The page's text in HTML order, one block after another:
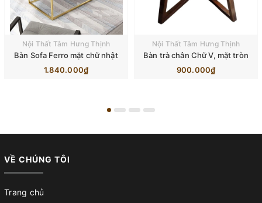
Nội Thất Tâm Hưng Thịnh
Bàn Sofa Ferro mặt chữ nhật
1.840.000₫
Nội Thất Tâm Hưng Thịnh
Bàn trà chân Chữ V, mặt tròn
900.000₫
VỀ CHÚNG TÔI
Trang chủ